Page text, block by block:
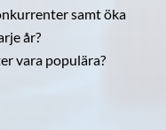
samt öka
år?
vara populära?